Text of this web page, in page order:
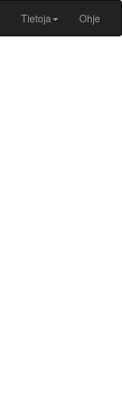
Tietoja Ohje